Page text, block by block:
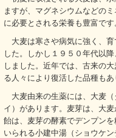
ますが、マグネシウムなどの
に必要とされる栄養も豊富です。
大麦は寒さや病気に強く、
した。しかし１９５０年代以
しました。近年では、古来の
る人々により復活した品種もあ
大麦由来の生薬には、大麦
イ）があります。麦芽は、大
飴は、麦芽の酵素でデンプン
いられる小建中湯（ショウケ